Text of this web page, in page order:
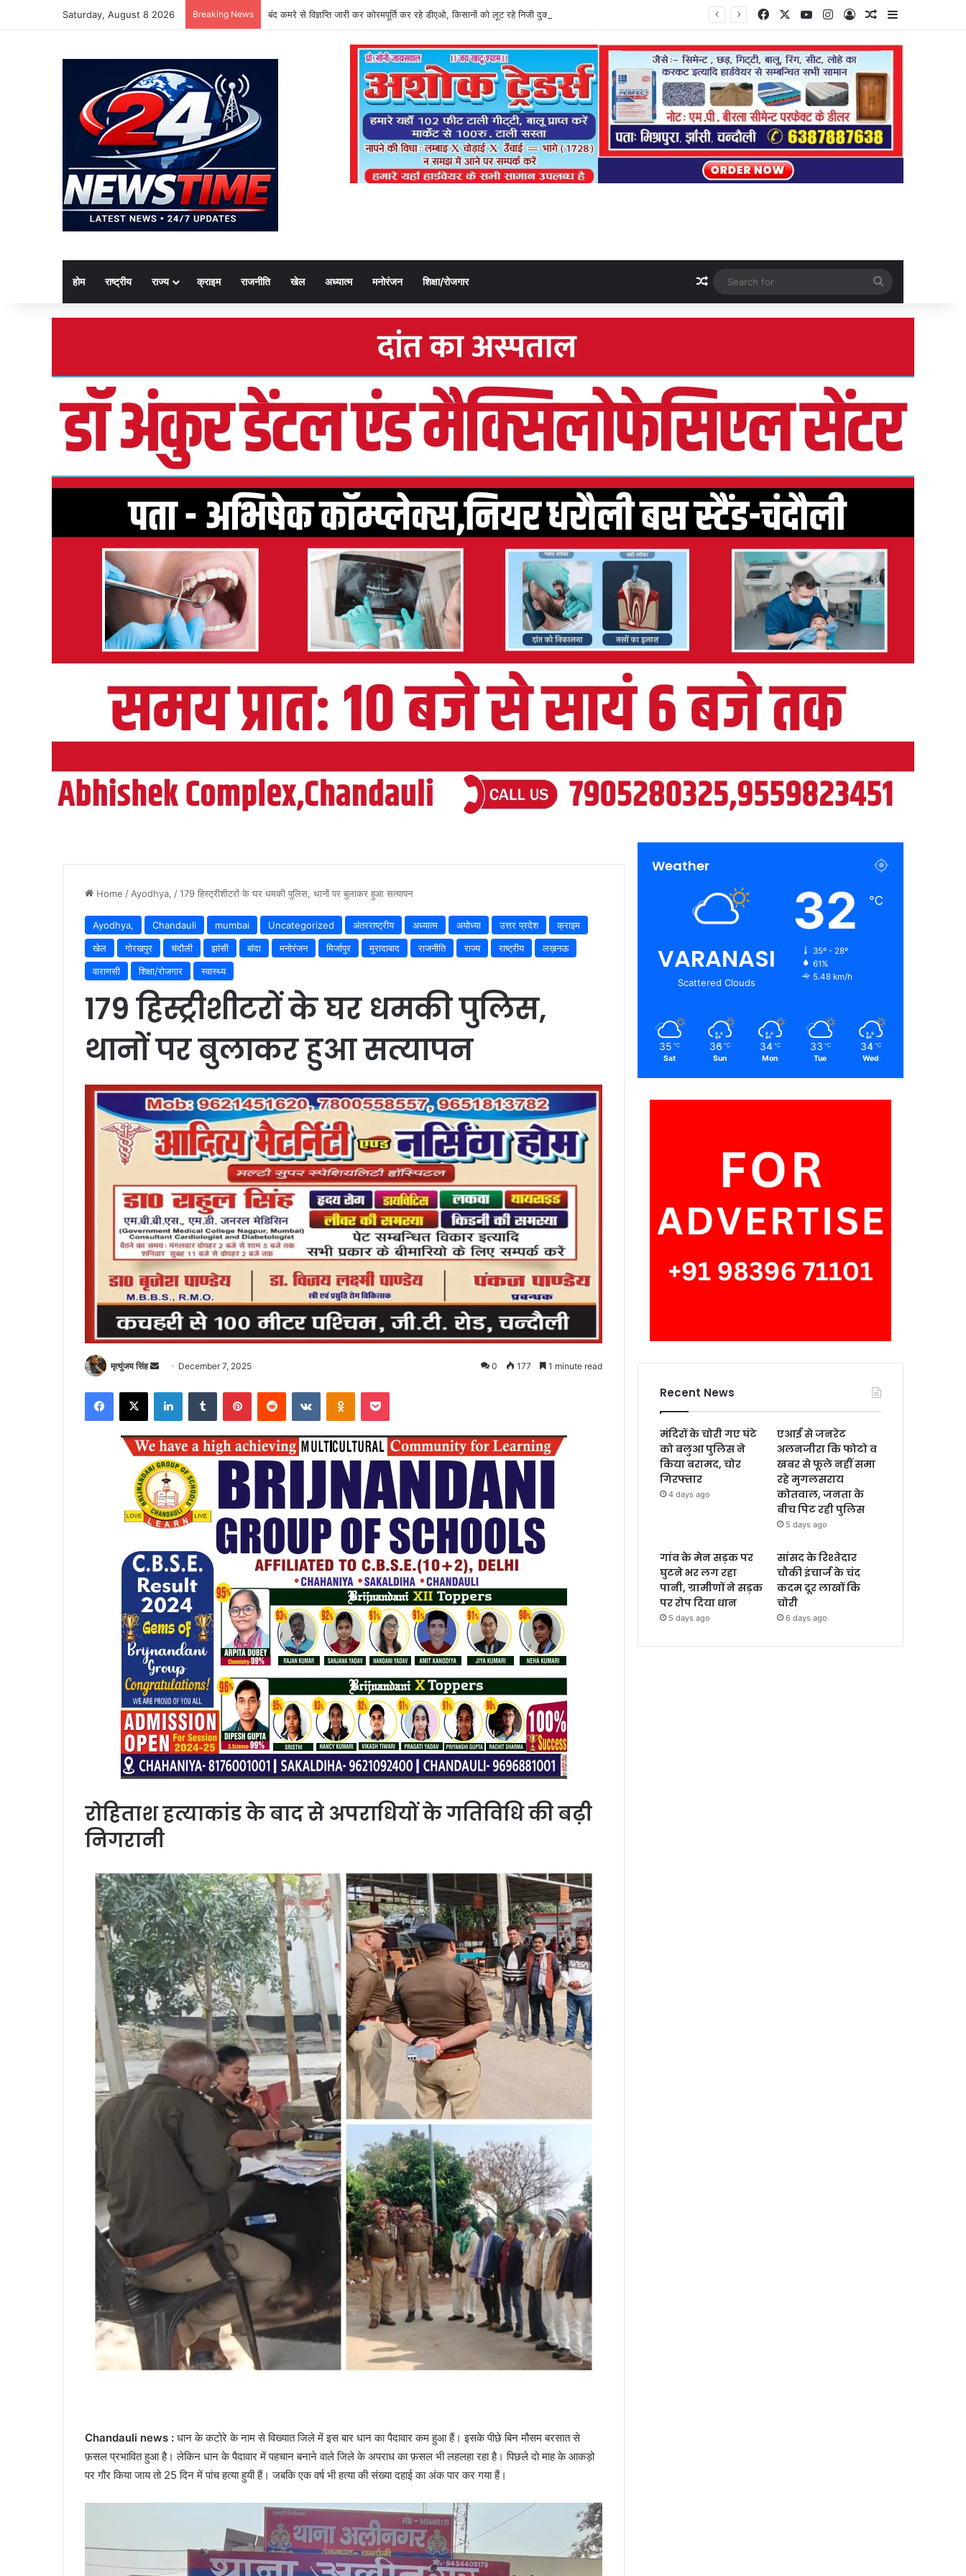
Saturday, August 8 2026 Breaking News बंद कमरे से विज्ञप्ति जारी कर कोरमपूर्ति कर रहे डीएओ, किसानों को लूट रहे निजी दुकानदार FacebookYouTubeInstagram
Log InRandom Article
Sidebar
होम राष्ट्रीय राज्य क्राइम राजनीति खेल अध्यात्म मनोरंजन शिक्षा/रोजगार Random Article
for
Home / Ayodhya, /179 हिस्ट्रीशीटरों के घर धमकी पुलिस, थानों पर बुलाकर हुआ सत्यापन
Ayodhya, Chandauli mumbai Uncategorized अंतरराष्ट्रीय अध्यात्म अयोध्या उत्तर प्रदेश
क्राइम
खेल
गोरखपुर चंदौली झांसी बांदा मनोरंजन मिर्जापुर मुरादाबाद राजनीति राज्य राष्ट्रीय
लख़नऊ
वाराणसी
शिक्षा/रोजगार स्वास्थ्य
179 हिस्ट्रीशीटरों के घर धमकी पुलिस,
थानों पर बुलाकर हुआ सत्यापन
मृत्युंजय सिंह
Send
email
December 7, 2025 0 177 1 minute read
Facebook
X LinkedInTumblr PinterestReddit VKontakteOdnoklassniki
Pocket
रोहिताश हत्याकांड के बाद से अपराधियों के गतिविधि की बढ़ी
निगरानी
Chandauli news : धान के कटोरे के नाम से विख्यात जिले में इस बार धान का पैदावार कम हुआ हैं। इसके पीछे बिन मौसम बरसात से
फ़सल प्रभावित हुआ है। लेकिन धान के पैदावार में पहचान बनाने वाले जिले के अपराध का फ़सल भी लहलहा रहा है। पिछले दो माह के आकड़ो
पर गौर किया जाय तो 25 दिन में पांच हत्या हुयी हैं। जबकि एक वर्ष भी हत्या की संख्या दहाई का अंक पार कर गया हैं।
Weather
VARANASI
Scattered Clouds
32 ℃
35º - 28º
61%
5.48 km/h
35 ℃
Sat
36 ℃
Sun
34 ℃
Mon
33 ℃
Tue
34 ℃
Wed
Recent News
मंदिरों के चोरी गए घंटे
को बलुआ पुलिस ने
किया बरामद, चोर
गिरफ्तार
4 days ago
एआई से जनरेट
अलनजीरा कि फोटो व
खबर से फूले नहीं समा
रहे मुगलसराय
कोतवाल, जनता के
बीच पिट रही पुलिस
5 days ago
गांव के मेन सड़क पर
घुटने भर लग रहा
पानी, ग्रामीणों ने सड़क
पर रोप दिया धान
5 days ago
सांसद के रिश्तेदार
चौकी इंचार्ज के चंद
कदम दूर लाखों कि
चोरी
6 days ago